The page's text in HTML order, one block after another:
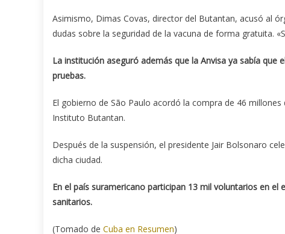
Asimismo, Dimas Covas, director del Butantan, acusó al
dudas sobre la seguridad de la vacuna de forma gratuita.
La institución aseguró además que la Anvisa ya sabía que
pruebas.
El gobierno de São Paulo acordó la compra de 46
Instituto Butantan.
Después de la suspensión, el presidente Jair Bolsonaro
dicha ciudad.
En el país suramericano participan 13 mil voluntarios en
sanitarios.
(Tomado de Cuba en Resumen)